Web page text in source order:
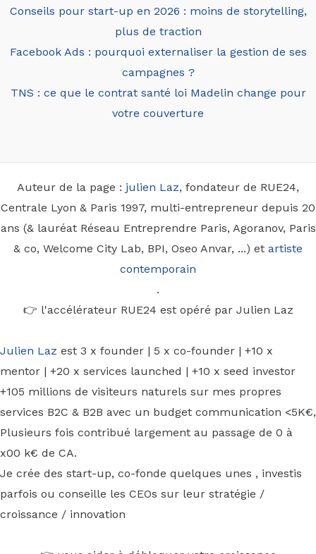
Conseils pour start-up en 2026 : moins de storytelling,
plus de traction
Facebook Ads : pourquoi externaliser la gestion de ses
campagnes ?
TNS : ce que le contrat santé loi Madelin change pour
votre couverture
Auteur de la page : julien Laz, fondateur de RUE24,
Centrale Lyon & Paris 1997, multi-entrepreneur depuis 20
ans (& lauréat Réseau Entreprendre Paris, Agoranov, Paris
& co, Welcome City Lab, BPI, Oseo Anvar, ...) et artiste
contemporain
.
👉 l'accélérateur RUE24 est opéré par Julien Laz
Julien Laz est 3 x founder | 5 x co-founder | +10 x
mentor | +20 x services launched | +10 x seed investor
+105 millions de visiteurs naturels sur mes propres
services B2C & B2B avec un budget communication <5K€,
Plusieurs fois contribué largement au passage de 0 à
x00 k€ de CA.
Je crée des start-up, co-fonde quelques unes , investis
parfois ou conseille les CEOs sur leur stratégie /
croissance / innovation